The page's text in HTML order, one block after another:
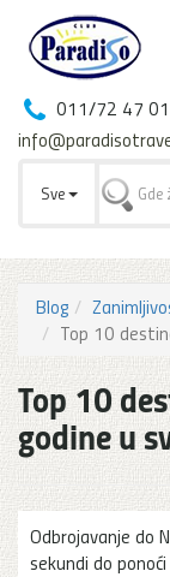
011/72 47
Sve
Blog
Top 10
Top 10
godine u
Odbrojavanje do
sekundi do